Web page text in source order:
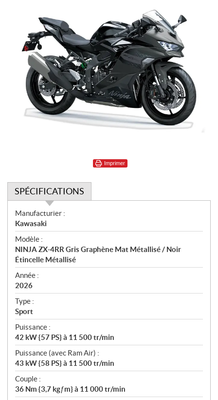
Imprimer
SPÉCIFICATIONS
S
p
é
c
i
f
i
c
a
t
i
o
n
s
Manufacturier :
Kawasaki
Modèle :
NINJA ZX-4RR Gris Graphène Mat Métallisé / Noir
Étincelle Métallisé
Année :
2026
Type :
Sport
Puissance :
42 kW {57 PS} à 11 500 tr/min
Puissance (avec Ram Air) :
43 kW {58 PS} à 11 500 tr/min
Couple :
36 Nm {3,7 kgƒm} à 11 000 tr/min